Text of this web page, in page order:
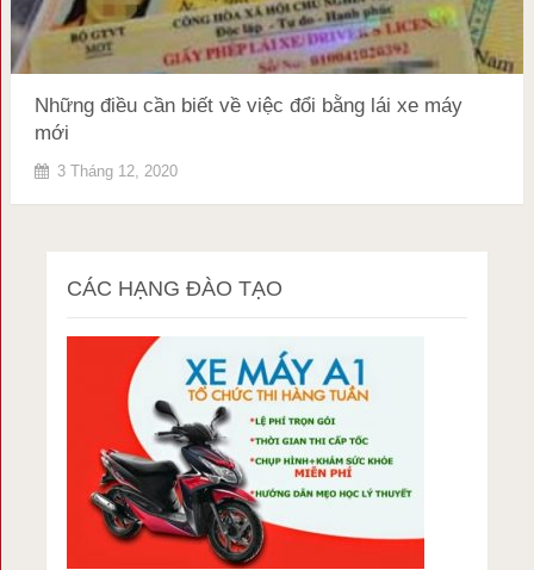
Những điều cần biết về việc đổi bằng lái xe máy
mới
3 Tháng 12, 2020
CÁC HẠNG ĐÀO TẠO